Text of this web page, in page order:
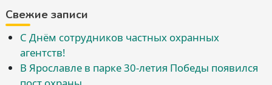
Свежие записи
С Днём сотрудников частных охранных
агентств!
В Ярославле в парке 30-летия Победы появился